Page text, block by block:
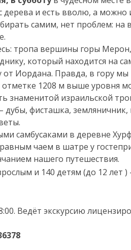
и есть вволю, а можно
самим, нет проблем: на
тропа вершины горы
который находится на
от Иордана. Правда, в гору
1208 м выше уровня
знаменитой израильской
дубы, фисташка,
самбусаками в деревне
чаем в шатре у
нашего путешествия.
и 140 детям (до 12 лет
Ведёт экскурсию